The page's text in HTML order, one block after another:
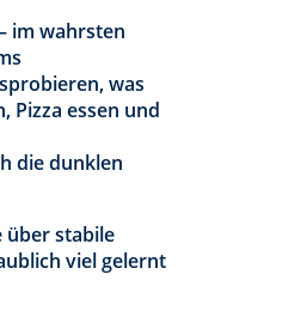
im wahrsten
was
Pizza essen und
die dunklen
über stabile
viel gelernt